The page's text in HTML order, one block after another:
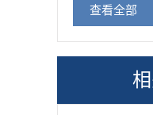
查看全部